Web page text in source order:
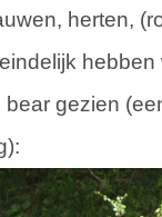
herten,
hebben
gezien